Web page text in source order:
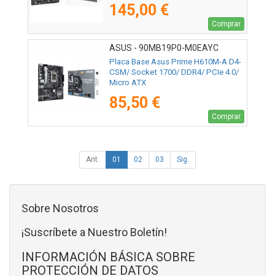
145,00 €
Comprar
ASUS - 90MB19P0-M0EAYC
Placa Base Asus Prime H610M-A D4-
CSM/ Socket 1700/ DDR4/ PCIe 4.0/
Micro ATX
85,50 €
Comprar
Ant. 01 02 03 Sig.
Sobre Nosotros
¡Suscríbete a Nuestro Boletín!
INFORMACIÓN BÁSICA SOBRE
PROTECCIÓN DE DATOS